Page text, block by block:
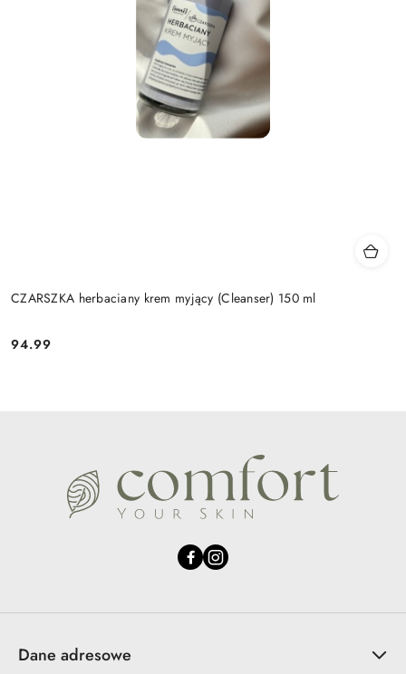
CZARSZKA herbaciany krem myjący (Cleanser) 150 ml
Cena:
94.99
Dane adresowe